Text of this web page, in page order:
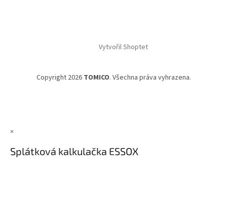
Vytvořil Shoptet
Copyright 2026 TOMICO. Všechna práva vyhrazena.
×
Splátková kalkulačka ESSOX